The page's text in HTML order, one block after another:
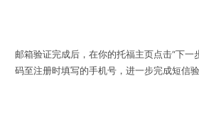
邮箱验证完成后，在你的托福主页点击“下一
码至注册时填写的手机号，进一步完成短信